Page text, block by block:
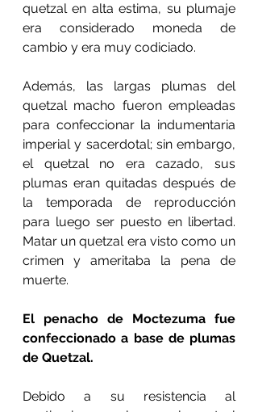
quetzal en alta estima, su plumaje
era considerado moneda de
cambio y era muy codiciado.
Además, las largas plumas del
quetzal macho fueron empleadas
para confeccionar la indumentaria
imperial y sacerdotal; sin embargo,
el quetzal no era cazado, sus
plumas eran quitadas después de
la temporada de reproducción
para luego ser puesto en libertad.
Matar un quetzal era visto como un
crimen y ameritaba la pena de
muerte.
El penacho de Moctezuma fue
confeccionado a base de plumas
de Quetzal.
Debido a su resistencia al